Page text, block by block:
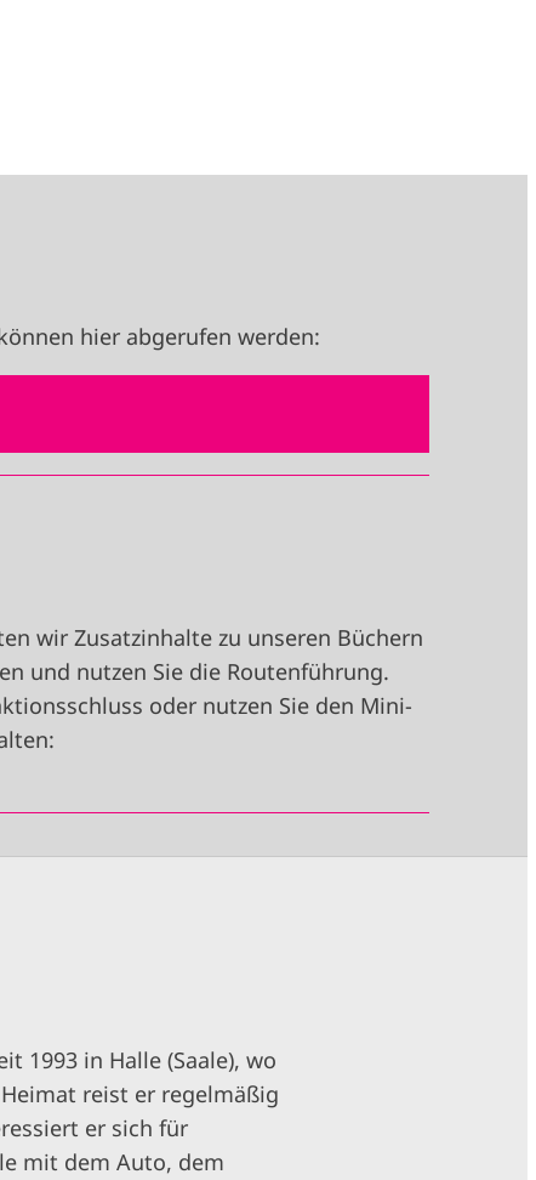
hier abgerufen werden:
wir Zusatzinhalte zu unseren Büchern
und nutzen Sie die Routenführung.
oder nutzen Sie den Mini-
1993 in Halle (Saale), wo
reist er regelmäßig
er sich für
mit dem Auto, dem